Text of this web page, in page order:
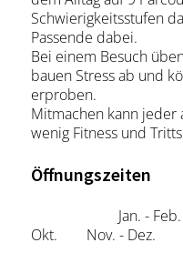
Schwierigkeitsstufen
Passende dabei.
Bei einem Besuch
bauen Stress ab und
erproben.
Mitmachen kann jeder
wenig Fitness und
Öffnungszeiten
Jan. -
Okt. Nov. - Dez.